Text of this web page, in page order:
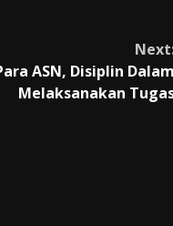
ASN, Disiplin
Melaksanakan